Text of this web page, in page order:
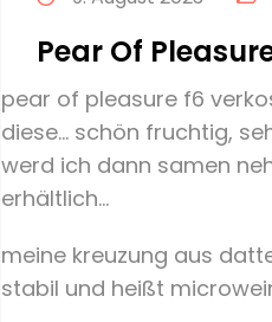
Pear Of
pear of pleasure f6
diese… schön fruchtig,
werd ich dann samen
erhältlich…
meine kreuzung aus
stabil und heißt